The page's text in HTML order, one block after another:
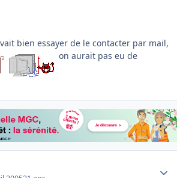
bien essayer de le contacter par mail,
on aurait pas eu de